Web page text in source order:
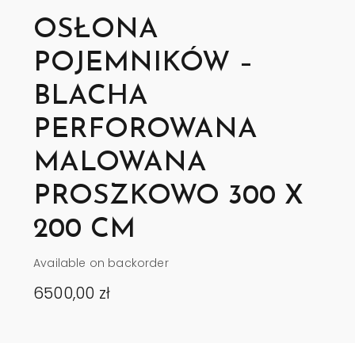
OSŁONA
POJEMNIKÓW –
BLACHA
PERFOROWANA
MALOWANA
PROSZKOWO 300 X
200 CM
Available on backorder
6500,00 zł